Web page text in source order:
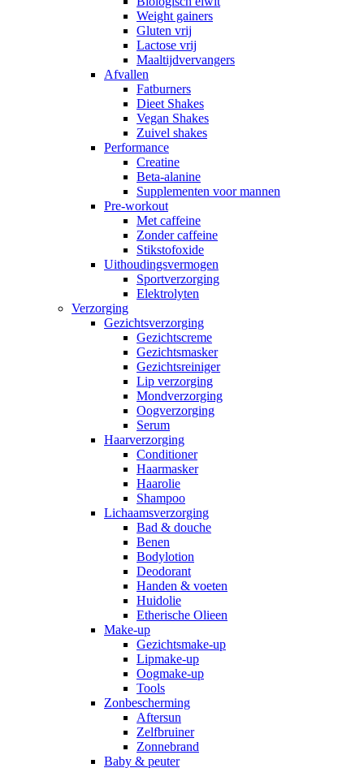
Weight gainers
Gluten vrij
Lactose vrij
Maaltijdvervangers
Afvallen
Fatburners
Dieet Shakes
Vegan Shakes
Zuivel shakes
Performance
Creatine
Beta-alanine
Supplementen voor mannen
Pre-workout
Met caffeine
Zonder caffeine
Stikstofoxide
Uithoudingsvermogen
Sportverzorging
Elektrolyten
Verzorging
Gezichtsverzorging
Gezichtscreme
Gezichtsmasker
Gezichtsreiniger
Lip verzorging
Mondverzorging
Oogverzorging
Serum
Haarverzorging
Conditioner
Haarmasker
Haarolie
Shampoo
Lichaamsverzorging
Bad & douche
Benen
Bodylotion
Deodorant
Handen & voeten
Huidolie
Etherische Olieen
Make-up
Gezichtsmake-up
Lipmake-up
Oogmake-up
Tools
Zonbescherming
Aftersun
Zelfbruiner
Zonnebrand
Baby & peuter